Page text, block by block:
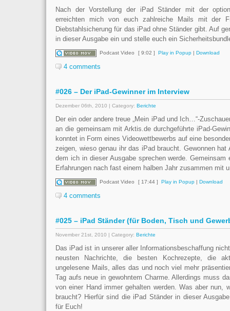
Nach der Vorstellung der iPad Ständer mit der
erreichten mich von euch zahlreiche Mails mit der
Diebstahlsicherung für das iPad ohne Ständer gibt. Auf
in dieser Ausgabe ein und stelle euch ein
Podcast Video [ 9:02 ] Play in Popup| Download
4 comments
#026 – Der iPad-Gewinner im Interview
Dezember 06th, 2010 | Category: Berichte
Der ein oder andere treue „Mein iPad und Ich…“-
an die gemeinsam mit Arktis.de durchgeführte iPad-
konntet in Form eines Videowettbewerbs auf eine
zeigen, wieso genau ihr das iPad braucht. Gewonnen
dem ich in dieser Ausgabe sprechen werde. Gemeinsam
Erfahrungen nach fast einem halben Jahr zusammen mit
Podcast Video [ 17:44 ] Play in Popup| Download
4 comments
#025 – iPad Ständer (für Boden, Tisch und
November 21st, 2010 | Category: Berichte
Das iPad ist in unserer aller Informationsbeschaffung
neusten Nachrichte, die besten Kochrezepte, die
ungelesene Mails, alles das und noch viel mehr
Tag aufs neue in gewohntem Charme. Allerdings muss
von einer Hand immer gehalten werden. Was aber nun,
braucht? Hierfür sind die iPad Ständer in dieser
für Euch!